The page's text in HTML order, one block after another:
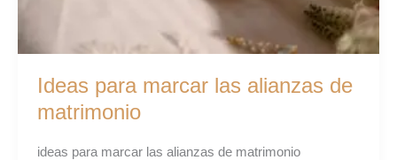
Ideas para marcar las alianzas de
matrimonio
ideas para marcar las alianzas de matrimonio